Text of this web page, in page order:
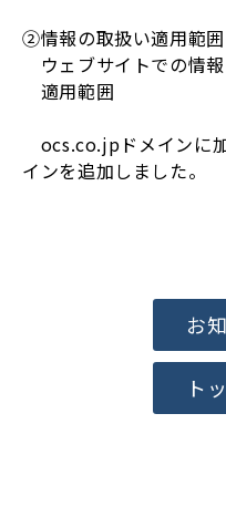
②情報の取扱い適用範
ウェブサイトでの情
適用範囲
ocs.co.jpドメインに
インを追加しました。
お
ト